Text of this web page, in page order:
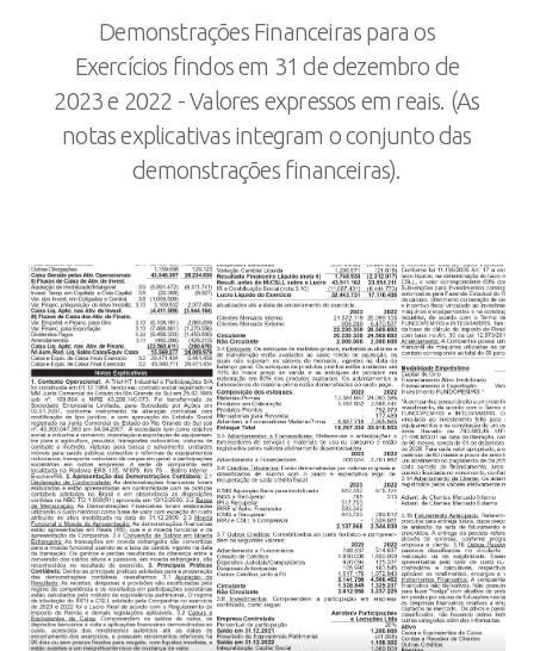
Demonstrações Financeiras para os
Exercícios findos em 31 de dezembro de
2023 e 2022 - Valores expressos em reais. (As
notas explicativas integram o conjunto das
demonstrações financeiras).